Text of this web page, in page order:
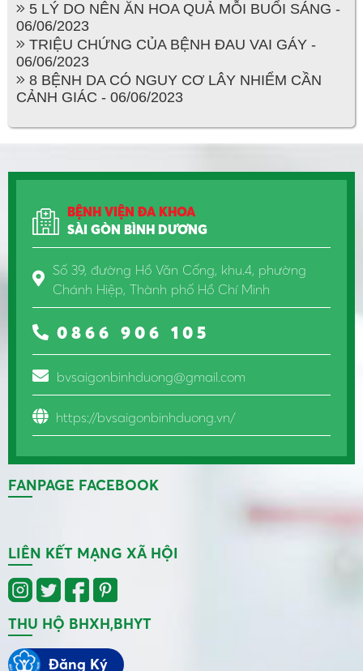
5 LÝ DO NÊN ĂN HOA QUẢ MỖI BUỔI SÁNG -
06/06/2023
TRIỆU CHỨNG CỦA BỆNH ĐAU VAI GÁY -
06/06/2023
8 BỆNH DA CÓ NGUY CƠ LÂY NHIỂM CẦN
CẢNH GIÁC - 06/06/2023
BỆNH VIỆN ĐA KHOA
SÀI GÒN BÌNH DƯƠNG
Số 39, đường Hồ Văn Cống, khu.4, phường
Chánh Hiệp, Thành phố Hồ Chí Minh
0866 906 105
bvsaigonbinhduong@gmail.com
https://bvsaigonbinhduong.vn/
FANPAGE FACEBOOK
LIÊN KẾT MẠNG XÃ HỘI
THU HỘ BHXH,BHYT
Đăng Ký